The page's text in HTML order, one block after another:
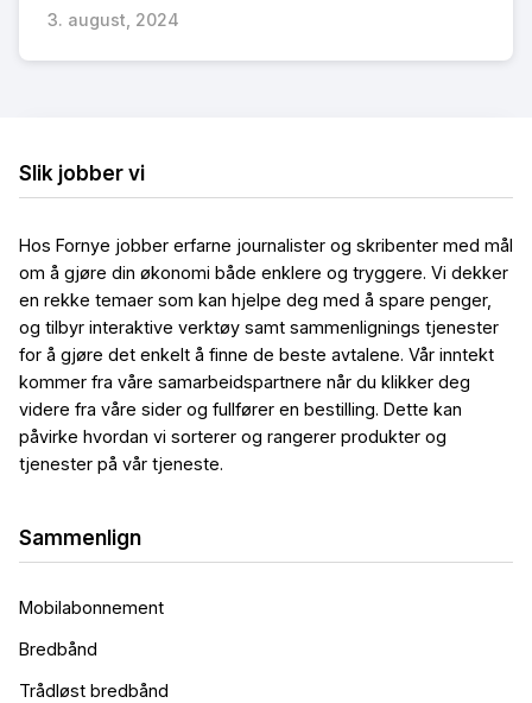
3. august, 2024
Slik jobber vi
Hos Fornye jobber erfarne journalister og skribenter med mål
om å gjøre din økonomi både enklere og tryggere. Vi dekker
en rekke temaer som kan hjelpe deg med å spare penger,
og tilbyr interaktive verktøy samt sammenlignings tjenester
for å gjøre det enkelt å finne de beste avtalene. Vår inntekt
kommer fra våre samarbeidspartnere når du klikker deg
videre fra våre sider og fullfører en bestilling. Dette kan
påvirke hvordan vi sorterer og rangerer produkter og
tjenester på vår tjeneste.
Sammenlign
Mobilabonnement
Bredbånd
Trådløst bredbånd